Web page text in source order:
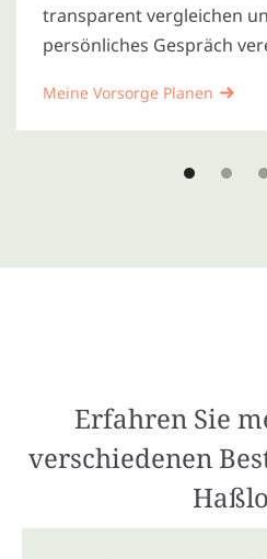
transparent vergleichen
persönliches Gespräch
Meine Vorsorge Planen
Erfahren Sie
verschiedenen